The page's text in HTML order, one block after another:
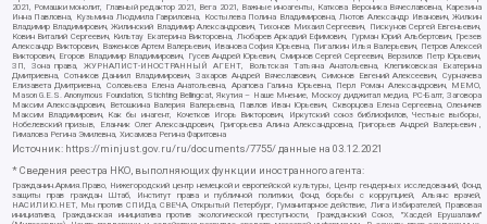
2021, Ромашки монолит, Главный редактор 2021, Вега 2021, Важные иноагенты, Каткова Вероника Вячеславовна, Карезина
Инна Павловна, Кузьмина Людмила Гавриловна, Костылева Полина Владимировна, Лютов Александр Иванович, Жилкин
Владимир Владимирович, Жилинский Владимир Александрович, Тихонов Михаил Сергеевич, Пискунов Сергей Евгеньевич,
Ковин Виталий Сергеевич, Кильтау Екатерина Викторовна, Любарев Аркадий Ефимович, Гурман Юрий Альбертович, Грезев
Александр Викторович, Важенков Артем Валерьевич, Иванова София Юрьевна, Пигалкин Илья Валерьевич, Петров Алексей
Викторович, Егоров Владимир Владимирович, Гусев Андрей Юрьевич, Смирнов Сергей Сергеевич, Верзилов Петр Юрьевич,
ЗП, Зона права, ЖУРНАЛИСТ-ИНОСТРАННЫЙ АГЕНТ, Вольтская Татьяна Анатольевна, Клепиковская Екатерина
Дмитриевна, Сотников Даниил Владимирович, Захаров Андрей Вячеславович, Симонов Евгений Алексеевич, Сурначева
Елизавета Дмитриевна, Соловьева Елена Анатольевна, Арапова Галина Юрьевна, Перл Роман Александрович, МЕМО,
Mason G.E.S. Anonymous Foundation, Stichting Bellingcat, Якутия – Наше Мнение, Москоу диджитал медиа, РС-Балт, Заговора
Максим Александрович, Ветошкина Валерия Валерьевна, Павлов Иван Юрьевич, Скворцова Елена Сергеевна, Оленичев
Максим Владимирович, Как бы инагент, Кочетков Игорь Викторович, Иркутский союз библиофилов, Честные выборы,
Нобелевский призыв, Еланчик Олег Александрович, Григорьева Алина Александровна, Григорьев Андрей Валерьевич ,
Гималова Регина Эмилевна, Хисамова Регина Фаритовна
Источник: https://minjust.gov.ru/ru/documents/7755/данные на 03.12.2021
* Сведения реестра НКО, выполняющих функции иностранного агента:
Гражданин.Армия.Право, Нижегородский центр немецкой и европейской культуры, Центр гендерных исследований, Фонд
защиты прав граждан Штаб, Институт права и публичной политики, Фонд борьбы с коррупцией, Альянс врачей,
НАСИЛИЮ.НЕТ, Мы против СПИДа, СВЕЧА, Открытый Петербург, Гуманитарное действие, Лига Избирателей, Правовая
инициатива, Гражданская инициатива против экологической преступности, Гражданский Союз, "Хасдей Ерушалаим"